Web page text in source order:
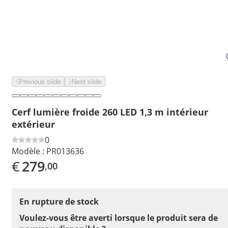
Previous slide Next slide
Cerf lumière froide 260 LED 1,3 m intérieur
extérieur
0
Modèle : PR013636
€279,00
En rupture de stock
Voulez-vous être averti lorsque le produit sera de